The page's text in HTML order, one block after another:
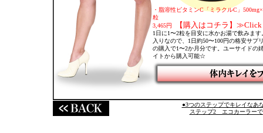
・脂溶性ビタミンC「ミラクルC」
粒
3,465円
【購入はコチラ】≫Click
1日に1〜2粒を目安に水かお湯で飲みます
入りなので、1日約50〜100円の格安サプ
の購入で1〜2か月分です。ユーサイドの
イトから購入可能☆
●3つのステップでキレイなあ
ステップ2 エコカーラー